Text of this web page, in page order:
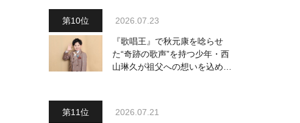
2026.07.23
『歌唱王』で秋元康を唸らせ
た“奇跡の歌声”を持つ少年・西
山琳久が祖父への想いを込めた
いちゃんとの絆を歌った曲を聴
2026.07.21